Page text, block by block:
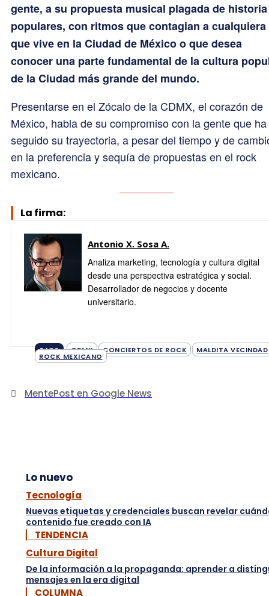
gente, a su propuesta musical plagada de historia
populares, con ritmos que contagian a cualquiera
que vive en la Ciudad de México o que desea
conocer una parte fundamental de la cultura
de la Ciudad más grande del mundo.
Presentarse en el Zócalo de la CDMX, el corazón de
México, habla de su compromiso con la gente que ha
seguido su trayectoria, a pesar del tiempo y de
en la preferencia y sequía de propuestas en el rock
mexicano.
La firma:
Antonio X. Sosa A.
Analiza marketing, tecnología y cultura digital
desde una perspectiva estratégica y social.
Desarrollador de negocios y docente
universitario.
TAGS CDMX CONCIERTOS DE ROCK MALDITA VECINDAD
ROCK MEXICANO
MentePost en Google News
Lo nuevo
Tecnología
Nuevas etiquetas y credenciales buscan revelar
contenido fue creado con IA
▏ TENDENCIA
Cultura Digital
De la información a la propaganda: aprender a
mensajes en la era digital
▏ COLUMNA